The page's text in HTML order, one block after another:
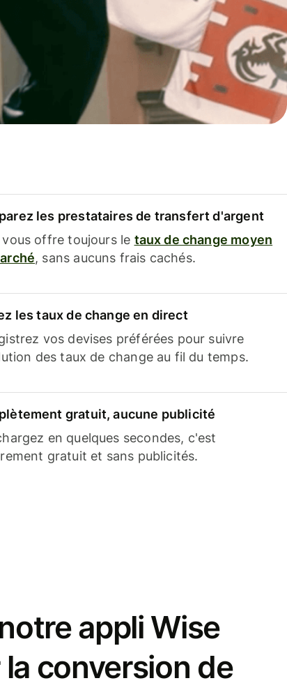
les prestataires de transfert d'argent
vous offre toujours le taux de change moyen
, sans aucuns frais cachés.
les taux de change en direct
vos devises préférées pour suivre
des taux de change au fil du temps.
gratuit, aucune publicité
en quelques secondes, c'est
gratuit et sans publicités.
appli Wise
conversion de